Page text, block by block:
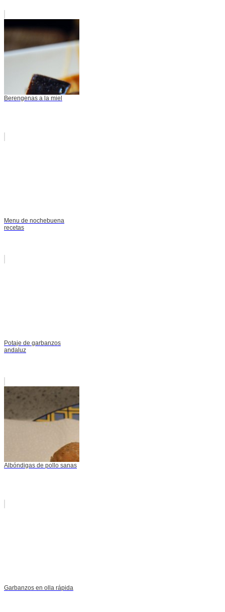
Berengenas a la miel
Menu de nochebuena
recetas
Potaje de garbanzos
andaluz
Albóndigas de pollo sanas
Garbanzos en olla rápida